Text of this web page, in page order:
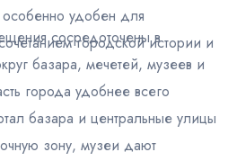
удобен для
городской истории и
сосредоточены в
базара, мечетей, музеев и
города удобнее всего
базара и центральные улицы
зону, музеи дают